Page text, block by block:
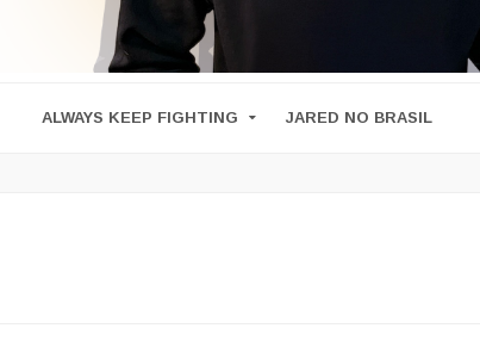
ALWAYS KEEP FIGHTING JARED NO BRASIL